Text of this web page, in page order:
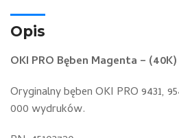
Opis
OKI PRO Bęben Magenta – (40K)
Oryginalny bęben OKI PRO 9431,
000 wydruków.